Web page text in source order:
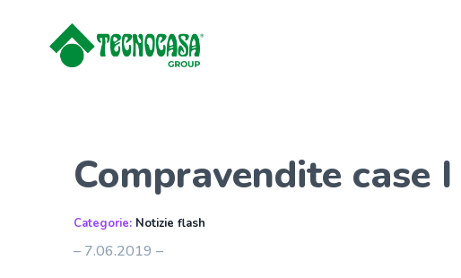
Compravendite case
Categorie: Notizie flash
– 7.06.2019 –